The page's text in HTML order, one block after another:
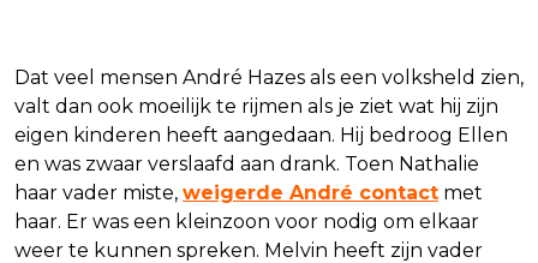
Dat veel mensen André Hazes als een volksheld zien,
valt dan ook moeilijk te rijmen als je ziet wat hij zijn
eigen kinderen heeft aangedaan. Hij bedroog Ellen
en was zwaar verslaafd aan drank. Toen Nathalie
haar vader miste, weigerde André contact met
haar. Er was een kleinzoon voor nodig om elkaar
weer te kunnen spreken. Melvin heeft zijn vader